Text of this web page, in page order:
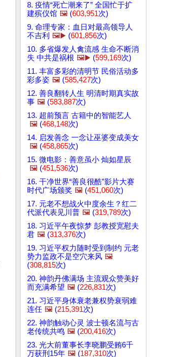
8. 疫情“死亡潮来了” 全国忙于扩
建殡仪馆 🖼️ (603,951次)
9. 命理专家：血日对最高领导人
不吉利 🖼️▶️ (601,856次)
10. 多省爆发人禽流感 生命不断消
失 中共是祸根 🖼️▶️ (599,169次)
11. 丰富多彩的清明节 民俗活动多
彩多姿 🖼️ (585,427次)
12. 善良翻转人生 明清时期真实故
事 🖼️ (583,887次)
13. 超前预言 古籍中的智能艺人
🖼️ (468,148次)
14. 启发善念 一念让巫婆变成美女
🖼️ (458,865次)
15. 微电影：善意虽小 灿如星辰
🖼️ (451,536次)
16. 干净世界“善良很酷”影片大赛
时代广场颁奖 🖼️ (451,060次)
17. 元老不想战火中度余生？红二
代派代表见川普 🖼️ (319,789次)
18. 习近平午夜惊梦 彭教授宽慰夫
君 🖼️ (313,376次)
19. 习近平权力随时受到制约 元老
势力监政不是空穴来风 🖼️
(308,815次)
20. 神韵丹佛满场 主流观众赞美好
而充满希望 🖼️ (226,831次)
21. 习近平身体衰老兼权势衰弱难
连任 🖼️ (215,391次)
22. 神韵触动心灵 波士顿名流与古
老传统共鸣 🖼️ (200,416次)
23. 光大前董事长李晓鹏受贿6千
万获刑15年 🖼️ (187,310次)